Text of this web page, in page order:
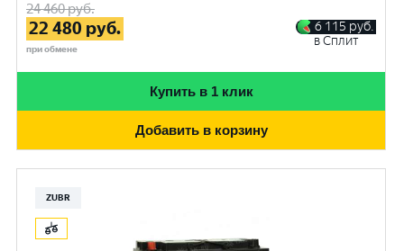
24 460руб.
22 480 руб.
при обмене
6 115 руб.
в Сплит
Купить в 1 клик
Добавить в корзину
ZUBR